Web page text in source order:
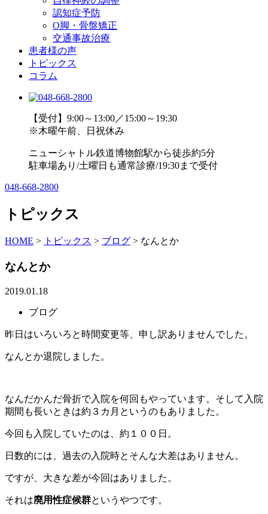
認知症予防
O脚・骨盤矯正
交通事故治療
患者様の声
トピックス
コラム
【受付】9:00～13:00／15:00～19:30
※木曜午前、日祝休み
ニューシャトル鉄道博物館駅から徒歩約5分
駐車場あり/土曜日も通常診療/19:30まで受付
048-668-2800
トピックス
HOME > トピックス > ブログ > なんとか
なんとか
2019.01.18
ブログ
昨日はいろいろと時間変更等、申し訳ありませんでした。
なんとか退院しました。
なんだかんだ骨折で入院を何回もやっています。そして入院
期間も長いときは約３カ月というのもありました。
今回も入院していたのは、約１００日。
日数的には、過去の入院時とそんな大差はありません。
ですが、大きな差が今回はありました。
それは廃用性症候群というやつです。